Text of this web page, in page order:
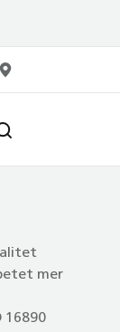
mer
16890